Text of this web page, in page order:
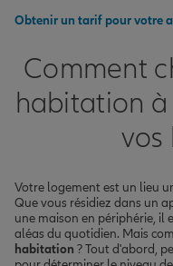
Obtenir un tarif pour votre
Comment
habitation
vos
Votre logement est un lieu
Que vous résidiez dans un
une maison en périphérie, il
aléas du quotidien. Mais
habitation ? Tout d'abord,